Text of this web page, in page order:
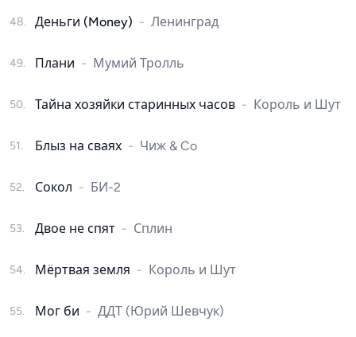
48. Деньги (Money) - Ленинград
49. Плани - Мумий Тролль
50. Тайна хозяйки старинных часов - Король и Шут
51. Блыз на сваях - Чиж & Co
52. Сокол - БИ-2
53. Двое не спят - Сплин
54. Мёртвая земля - Король и Шут
55. Мог би - ДДТ (Юрий Шевчук)